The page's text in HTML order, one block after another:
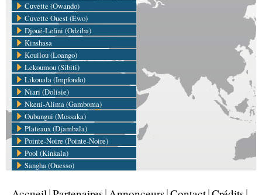
Cuvette (Owando)
Cuvette Ouest (Ewo)
Djoué-Lefini (Odziba)
Kinshasa
Kouilou (Loango)
Lekoumou (Sibiti)
Likouala (Impfondo)
Niari (Dolisie)
Nkeni-Alima (Gamboma)
Oubangui (Mossaka)
Plateaux (Djambala)
Pointe-Noire (Pointe-Noire)
Pool (Kinkala)
Sangha (Ouesso)